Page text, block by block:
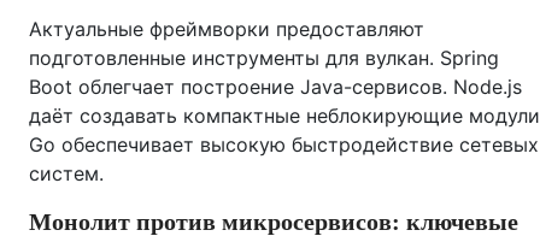
Актуальные фреймворки предоставляют
подготовленные инструменты для вулкан. Spring
Boot облегчает построение Java-сервисов. Node.js
даёт создавать компактные неблокирующие
Go обеспечивает высокую быстродействие сетевых
систем.
Монолит против микросервисов: ключевые